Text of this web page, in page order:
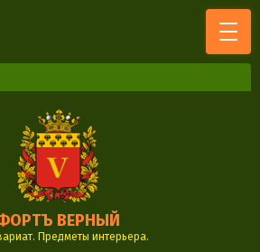
ВЕРНЫЙ
Предметы интерьера.